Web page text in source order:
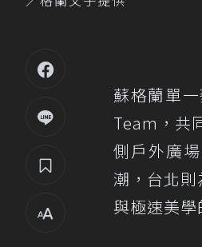
蘇格蘭單
Team，共
側戶外廣
潮，台北
與極速美學